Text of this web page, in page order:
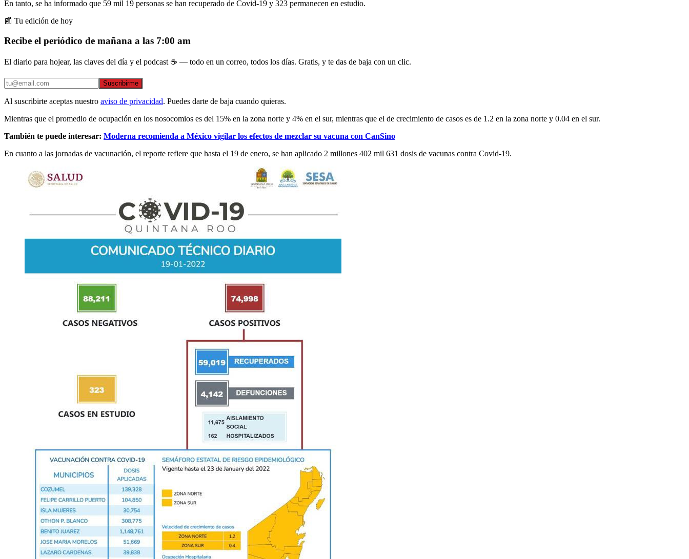
En tanto, se ha informado que 59 mil 19 personas se han recuperado de Covid-19 y 323 permanecen en estudio.
📰 Tu edición de hoy
Recibe el periódico de mañana a las 7:00 am
El diario para hojear, las claves del día y el podcast ☕ — todo en un correo, todos los días. Gratis, y te das de baja con un clic.
Suscribirme
Al suscribirte aceptas nuestro aviso de privacidad. Puedes darte de baja cuando quieras.
Mientras que el promedio de ocupación en los nosocomios es del 15% en la zona norte y 4% en el sur, mientras que el de crecimiento de casos es de 1.2 en la zona norte y 0.04 en el sur.
También te puede interesar: Moderna recomienda a México vigilar los efectos de mezclar su vacuna con CanSino
En cuanto a las jornadas de vacunación, el reporte refiere que hasta el 19 de enero, se han aplicado 2 millones 402 mil 631 dosis de vacunas contra Covid-19.